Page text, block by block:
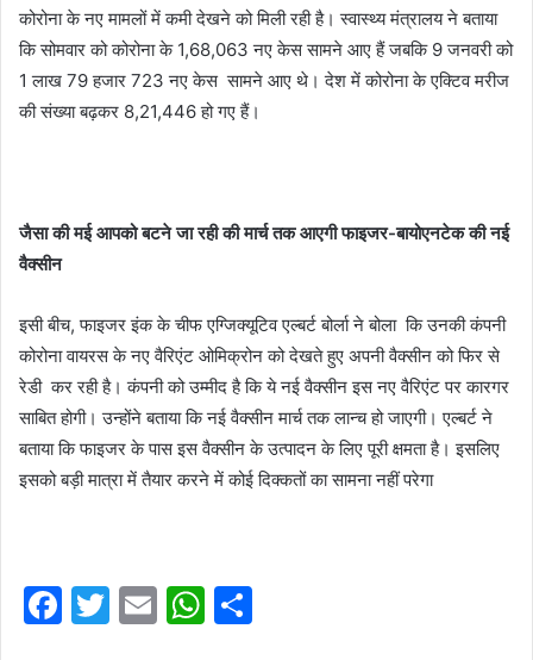
कोरोना के नए मामलों में कमी देखने को मिली रही है। स्वास्थ्य मंत्रालय ने बताया
कि सोमवार को कोरोना के 1,68,063 नए केस सामने आए हैं जबकि 9 जनवरी को
1 लाख 79 हजार 723 नए केस सामने आए थे। देश में कोरोना के एक्टिव मरीज
की संख्या बढ़कर 8,21,446 हो गए हैं।
जैसा की मई आपको बटने जा रही की मार्च तक आएगी फाइजर-बायोएनटेक की नई
वैक्‍सीन
इसी बीच, फाइजर इंक के चीफ एग्जिक्‍यूटिव एल्‍बर्ट बोर्ला ने बोला कि उनकी कंपनी
कोरोना वायरस के नए वैरिएंट ओमिक्रोन को देखते हुए अपनी वैक्‍सीन को फिर से
रेडी कर रही है। कंपनी को उम्‍मीद है कि ये नई वैक्‍सीन इस नए वैरिएंट पर कारगर
साबित होगी। उन्होंने बताया कि नई वैक्सीन मार्च तक लान्च हो जाएगी। एल्‍बर्ट ने
बताया कि फाइजर के पास इस वैक्‍सीन के उत्‍पादन के लिए पूरी क्षमता है। इसलिए
इसको बड़ी मात्रा में तैयार करने में कोई दिक्कतों का सामना नहीं परेगा
F
T
E
W